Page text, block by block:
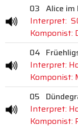
03 Alice im
Interpret:
Komponist:
04
Interpret:
Komponist:
05
Interpret:
Komponist: